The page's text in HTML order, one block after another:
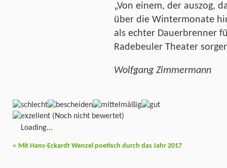
„Von einem, der auszog,
über die Wintermonate
als echter Dauerbrenner
Radebeuler Theater
Wolfgang Zimmermann
(Noch nicht bewertet)
Loading...
« Mit Hans-Eckardt Wenzel poetisch durch das Jahr 2017